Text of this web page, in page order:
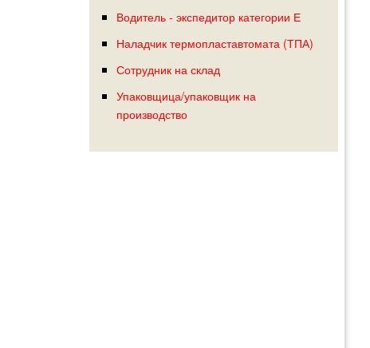
Водитель - экспедитор категории Е
Наладчик термопластавтомата (ТПА)
Сотрудник на склад
Упаковщица/упаковщик на
производство